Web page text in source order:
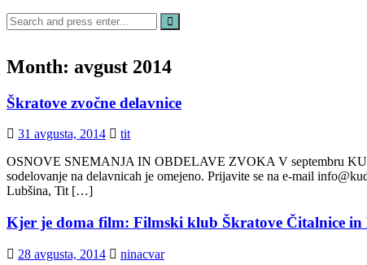
Search
for:
Month: avgust 2014
Škratove zvočne delavnice
31 avgusta, 2014
tit
OSNOVE SNEMANJA IN OBDELAVE ZVOKA V septembru KUD
sodelovanje na delavnicah je omejeno. Prijavite se na e-mail
Lubšina, Tit […]
Kjer je doma film: Filmski klub Škratove Čitalnice in
28 avgusta, 2014
ninacvar